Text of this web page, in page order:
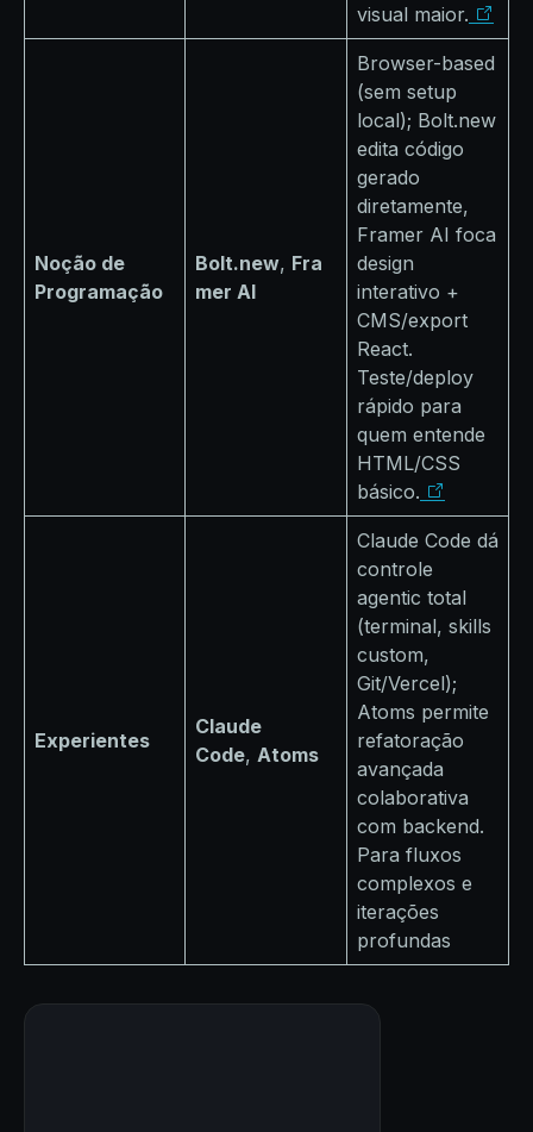
visual maior.
Noção de
Programação
Bolt.new, Fra
mer AI
Browser-based
(sem setup
local); Bolt.new
edita código
gerado
diretamente,
Framer AI foca
design
interativo +
CMS/export
React.
Teste/deploy
rápido para
quem entende
HTML/CSS
básico.
Experientes
Claude
Code, Atoms
Claude Code dá
controle
agentic total
(terminal, skills
custom,
Git/Vercel);
Atoms permite
refatoração
avançada
colaborativa
com backend.
Para fluxos
complexos e
iterações
profundas